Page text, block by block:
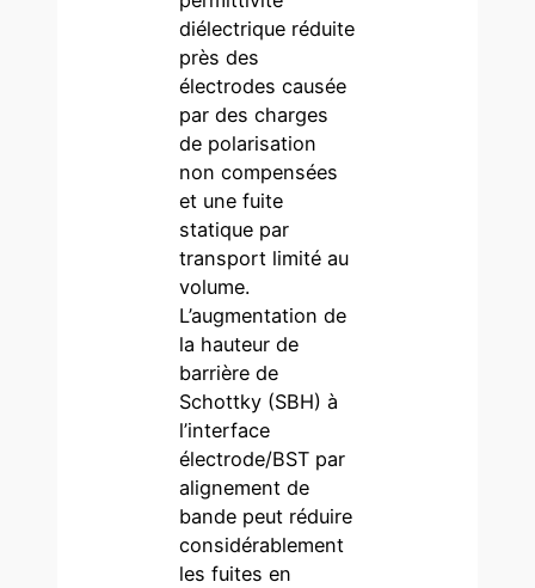
diélectrique réduite
près des
électrodes causée
par des charges
de polarisation
non compensées
et une fuite
statique par
transport limité au
volume.
L’augmentation de
la hauteur de
barrière de
Schottky (SBH) à
l’interface
électrode/BST par
alignement de
bande peut réduire
considérablement
les fuites en